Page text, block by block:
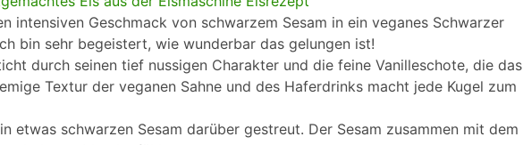
intensiven Geschmack von schwarzem Sesam in ein veganes Schwarzer
bin sehr begeistert, wie wunderbar das gelungen ist!
durch seinen tief nussigen Charakter und die feine Vanilleschote, die das
Textur der veganen Sahne und des Haferdrinks macht jede Kugel zum
etwas schwarzen Sesam darüber gestreut. Der Sesam zusammen mit dem